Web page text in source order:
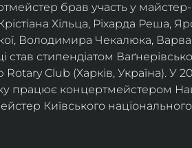
брав участь у майстер-
Хільца, Ріхарда Реша,
Володимира Чекалюка,
став стипендіатом
Rotary Club (Харків, Україна). У
працює концертмейстером
Київського